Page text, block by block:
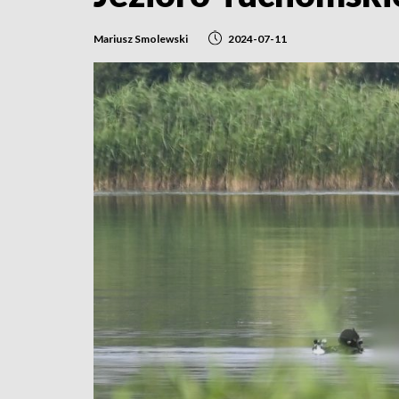
Mariusz Smolewski 2024-07-11